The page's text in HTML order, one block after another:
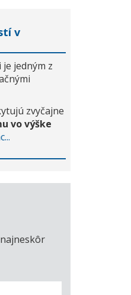
v
jedným z
zvyčajne
vo výške